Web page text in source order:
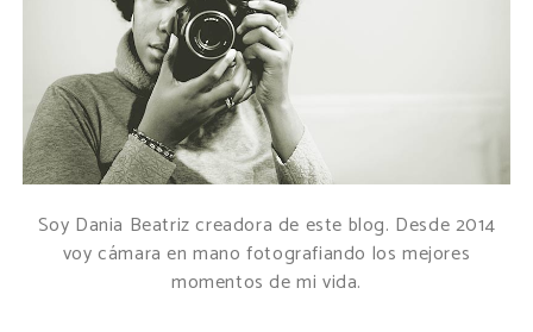
Soy Dania Beatriz creadora de este blog. Desde 2014
voy cámara en mano fotografiando los mejores
momentos de mi vida.